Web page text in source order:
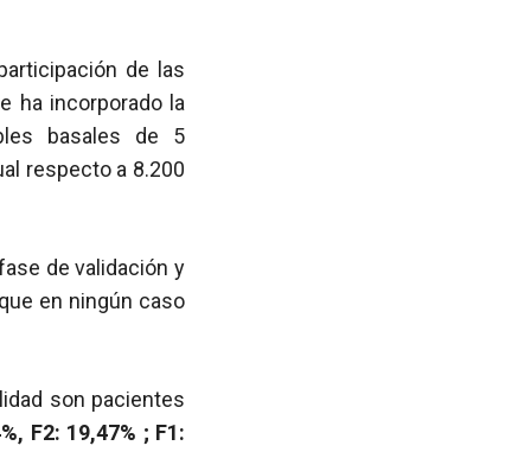
de las
ha incorporado la
basales de 5
respecto a 8.200
de validación y
en ningún caso
son pacientes
F2: 19,47% ; F1: